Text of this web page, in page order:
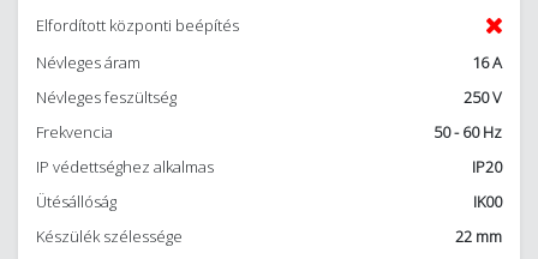
Elfordított központi beépítés
Névleges áram
16 A
Névleges feszültség
250 V
Frekvencia
50 - 60 Hz
IP védettséghez alkalmas
IP20
Ütésállóság
IK00
Készülék szélessége
22 mm